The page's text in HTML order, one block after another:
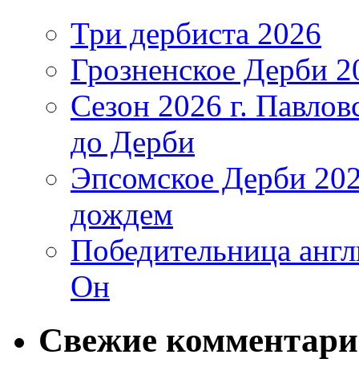
Три дербиста 2026
Грозненское Дерби
Сезон 2026 г.
до Дерби
Эпсомское Дерби
дождем
Победительница
Он
Свежие